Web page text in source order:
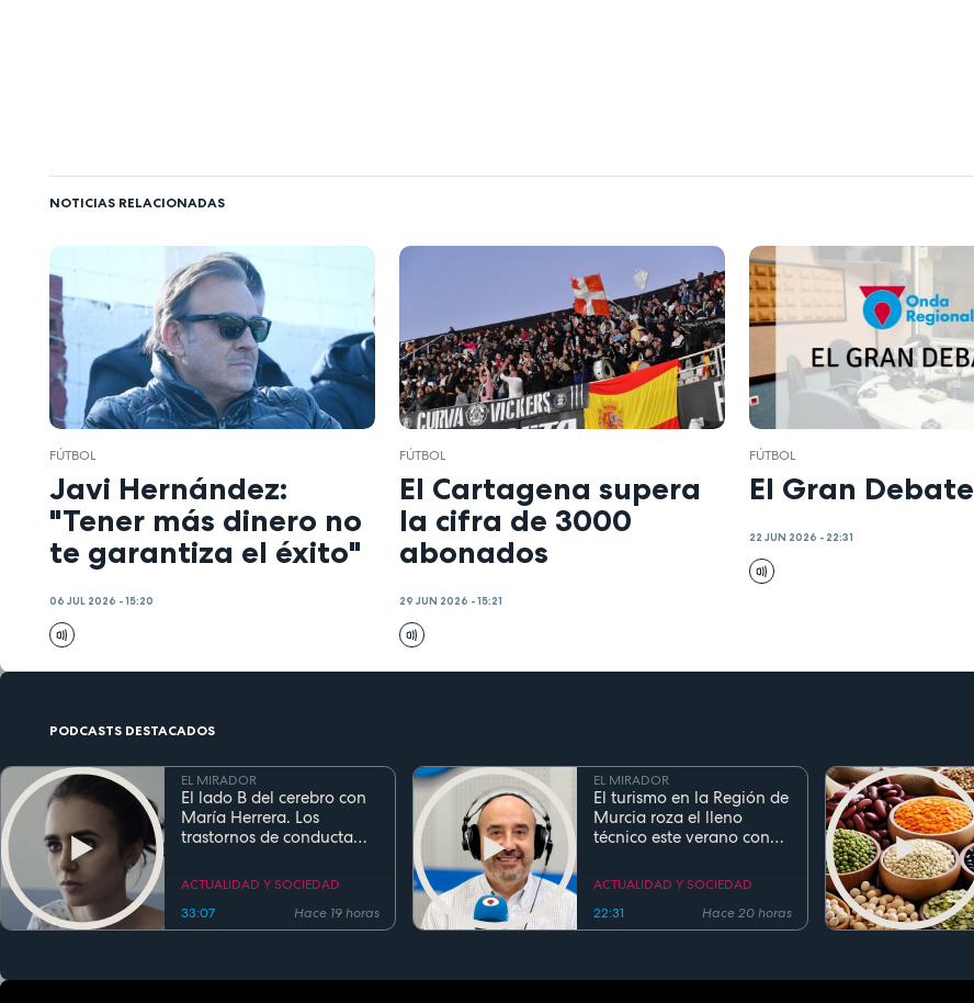
NOTICIAS RELACIONADAS
FÚTBOL
Javi Hernández:
"Tener más dinero no
te garantiza el éxito"
06 JUL 2026 - 15:20
FÚTBOL
El Cartagena supera
la cifra de 3000
abonados
29 JUN 2026 - 15:21
FÚTBOL
El Gran Debate
22 JUN 2026 - 22:31
PODCASTS DESTACADOS
EL MIRADOR
El lado B del cerebro con
María Herrera. Los
trastornos de conducta
ACTUALIDAD Y SOCIEDAD
33:07
Hace 19 horas
EL MIRADOR
El turismo en la Región de
Murcia roza el lleno
técnico este verano con
90%
ACTUALIDAD Y SOCIEDAD
22:31
Hace 20 horas